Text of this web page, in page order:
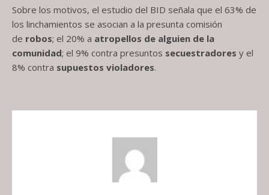
Sobre los motivos, el estudio del BID señala que el 63% de
los linchamientos se asocian a la presunta comisión
de robos; el 20% a atropellos de alguien de la
comunidad; el 9% contra presuntos secuestradores y el
8% contra supuestos violadores.